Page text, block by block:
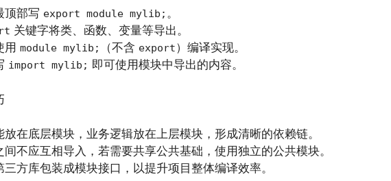
顶部写 export module mylib; 。
关键字将类、函数、变量等导出。
用 module mylib; （不含 export）编译实现。
import mylib; 即可使用模块中导出的内容。
放在底层模块，业务逻辑放在上层模块，形成清晰的依赖链。
间不应互相导入，若需要共享公共基础，使用独立的公共模块。
三方库包装成模块接口，以提升项目整体编译效率。